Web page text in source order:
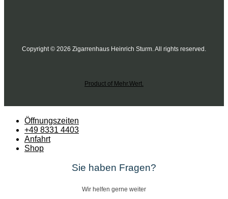
Copyright © 2026 Zigarrenhaus Heinrich Sturm. All rights reserved.
Product of Mehr.Wert.
Öffnungszeiten
+49 8331 4403
Anfahrt
Shop
Sie haben Fragen?
Wir helfen gerne weiter